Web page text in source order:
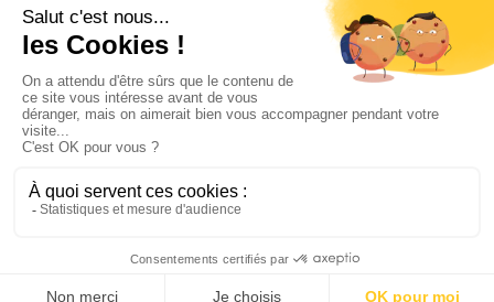
Sur ce site, nous utilisons des cookies pour mesurer notre audience et vous
lorsque vous y consentez. Vous pouvez sélectionner ceux que vous autorisez
navigation.